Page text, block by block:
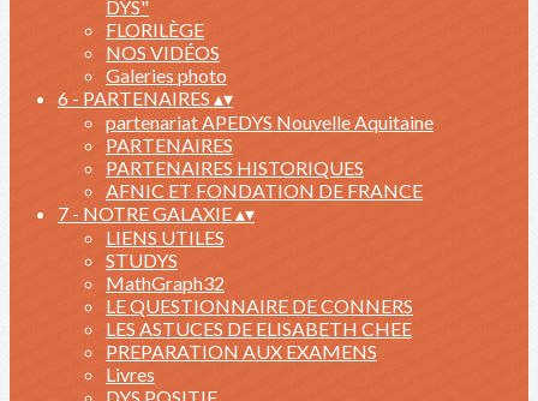
DYS"
FLORILÈGE
NOS VIDÉOS
Galeries photo
6 - PARTENAIRES ▴▾
partenariat APEDYS Nouvelle Aquitaine
PARTENAIRES
PARTENAIRES HISTORIQUES
AFNIC ET FONDATION DE FRANCE
7 - NOTRE GALAXIE▴▾
LIENS UTILES
STUDYS
MathGraph32
LE QUESTIONNAIRE DE CONNERS
LES ASTUCES DE ELISABETH CHEE
PREPARATION AUX EXAMENS
Livres